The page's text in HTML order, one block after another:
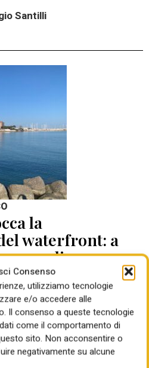
Consenso
utilizziamo tecnologie
e/o accedere alle
Il consenso a queste tecnologie
come il comportamento di
sito. Non acconsentire o
negativamente su alcune
Santilli
la
waterfront: a
di
Giansante